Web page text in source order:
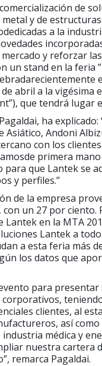
de
y de
a la
y reforzar
un stand en la feria
abril a la vigésima
que tendrá lugar
ha
Asiático, Andoni
con los
primera
para que Lantek se
y perfiles.”
de la empresa
un 27 por ciento.
en la MTA
Lantek a
a esta feria más
los datos que
para presentar
clientes, al
así como
médica y
nuestra cartera
remarca Pagaldai.